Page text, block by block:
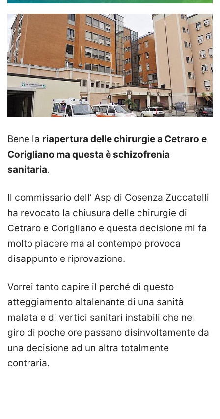
Bene la riapertura delle chirurgie a Cetraro e
Corigliano ma questa è schizofrenia
sanitaria.
Il commissario dell’ Asp di Cosenza Zuccatelli
ha revocato la chiusura delle chirurgie di
Cetraro e Corigliano e questa decisione mi fa
molto piacere ma al contempo provoca
disappunto e riprovazione.
Vorrei tanto capire il perché di questo
atteggiamento altalenante di una sanità
malata e di vertici sanitari instabili che nel
giro di poche ore passano disinvoltamente da
una decisione ad un altra totalmente
contraria.